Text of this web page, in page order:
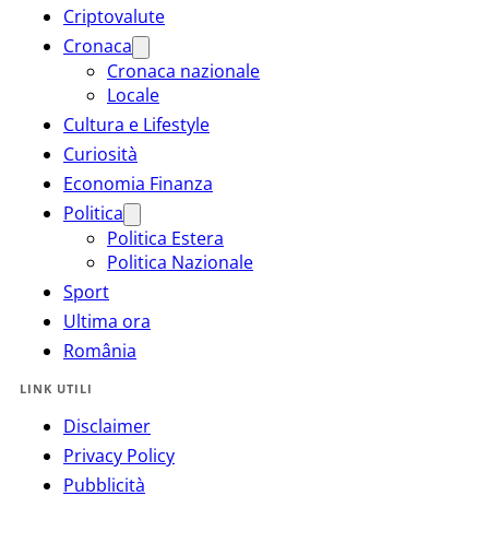
Criptovalute
Cronaca
Cronaca nazionale
Locale
Cultura e Lifestyle
Curiosità
Economia Finanza
Politica
Politica Estera
Politica Nazionale
Sport
Ultima ora
România
LINK UTILI
Disclaimer
Privacy Policy
Pubblicità